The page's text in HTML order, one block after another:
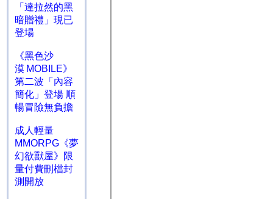
「達拉然的黑
暗贈禮」現已
登場
《黑色沙
漠 MOBILE》
第二波「內容
簡化」登場 順
暢冒險無負擔
成人輕量
MMORPG《夢
幻欲獸屋》限
量付費刪檔封
測開放